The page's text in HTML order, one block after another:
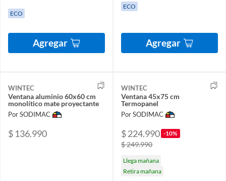
ECO
Agregar
ECO
Agregar
WINTEC
Ventana aluminio 60x60 cm
monolítico mate proyectante
Por SODIMAC
$ 136.990
WINTEC
Ventana 45x75 cm
Termopanel
Por SODIMAC
$ 224.990 -10%
$ 249.990
Llega mañana
Retira mañana